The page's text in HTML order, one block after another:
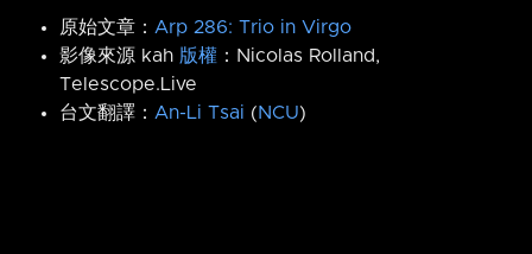
原始文章： Arp 286: Trio in Virgo
影像來源 kah 版權 ：Nicolas Rolland,
Telescope.Live
台文翻譯： An-Li Tsai (NCU)